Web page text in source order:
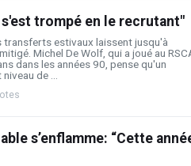
trompé en le recrutant"
transferts estivaux laissent jusqu'à
Michel De Wolf, qui a joué au
dans les années 90, pense qu'un
de ...
s’enflamme: “Cette